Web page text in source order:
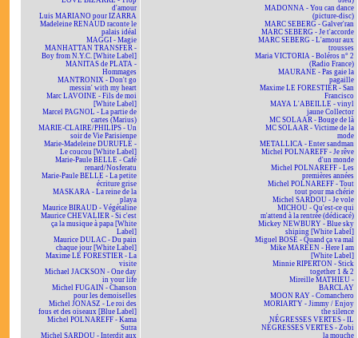
d'amour
Luis MARIANO pour IZARRA
Madeleine RENAUD raconte le
palais idéal
MAGGI - Magie
MANHATTAN TRANSFER -
Boy from N.Y.C. [White Label]
MANITAS de PLATA -
Hommages
MANTRONIX - Don't go
messin' with my heart
Marc LAVOINE - Fils de moi
[White Label]
Marcel PAGNOL - La partie de
cartes (Marius)
MARIE-CLAIRE/PHILIPS - Un
soir de Vie Parisienne
Marie-Madeleine DURUFLÉ -
Le coucou [White Label]
Marie-Paule BELLE - Café
renard/Nosferatu
Marie-Paule BELLE - La petite
écriture grise
MASKARA - La reine de la
playa
Maurice BIRAUD - Végétaline
Maurice CHEVALIER - Si c'est
ça la musique à papa [White
Label]
Maurice DULAC - Du pain
chaque jour [White Label]
Maxime LE FORESTIER - La
visite
Michael JACKSON - One day
in your life
Michel FUGAIN - Chanson
pour les demoiselles
Michel JONASZ - Le roi des
fous et des oiseaux [Blue Label]
Michel POLNAREFF - Kama
Sutra
Michel SARDOU - Interdit aux
MADONNA - You can dance
(picture-disc)
MARC SEBERG - Galver'ran
MARC SEBERG - Je t'accorde
MARC SEBERG - L'amour aux
trousses
Maria VICTORIA - Boléros n° 2
(Radio France)
MAURANE - Pas gaie la
pagaille
Maxime LE FORESTIER - San
Francisco
MAYA L'ABEILLE - vinyl
jaune Collector
MC SOLAAR - Bouge de là
MC SOLAAR - Victime de la
mode
METALLICA - Enter sandman
Michel POLNAREFF - Je rêve
d'un monde
Michel POLNAREFF - Les
premières années
Michel POLNAREFF - Tout
tout pour ma chérie
Michel SARDOU - Je vole
MICHOU - Qu'est-ce qui
m'attend à la rentrée (dédicacé)
Mickey NEWBURY - Blue sky
shining [White Label]
Miguel BOSÉ - Quand ça va mal
Mike MAREEN - Here I am
[White Label]
Minnie RIPERTON - Stick
together 1 & 2
Mireille MATHIEU -
BARCLAY
MOON RAY - Comanchero
MORIARTY - Jimmy / Enjoy
the silence
NÉGRESSES VERTES - IL
NÉGRESSES VERTES - Zobi
la mouche